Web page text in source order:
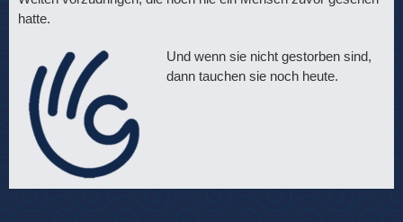
hatte.
Und wenn sie nicht gestorben sind,
dann tauchen sie noch heute.